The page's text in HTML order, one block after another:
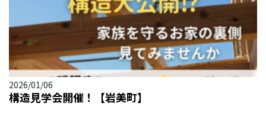
2026/01/06
構造見学会開催！【岩美町】